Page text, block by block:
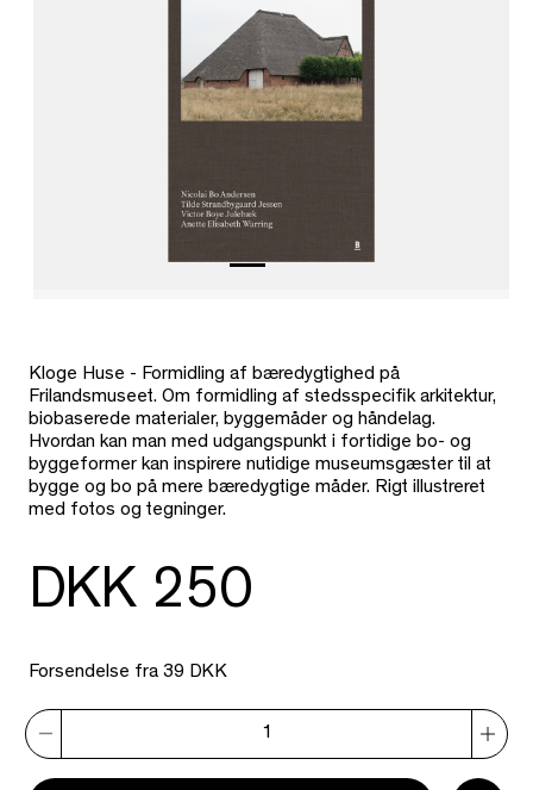
Kloge Huse - Formidling af bæredygtighed på
Frilandsmuseet. Om formidling af stedsspecifik arkitektur,
biobaserede materialer, byggemåder og håndelag.
Hvordan kan man med udgangspunkt i fortidige bo- og
byggeformer kan inspirere nutidige museumsgæster til at
bygge og bo på mere bæredygtige måder. Rigt illustreret
med fotos og tegninger.
DKK 250
Forsendelse fra 39 DKK